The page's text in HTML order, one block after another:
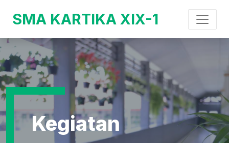
SMA KARTIKA XIX-1
Kegiatan